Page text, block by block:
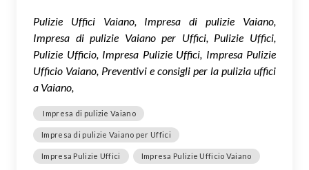
Pulizie Uffici Vaiano, Impresa di pulizie Vaiano,
Impresa di pulizie Vaiano per Uffici, Pulizie Uffici,
Pulizie Ufficio, Impresa Pulizie Uffici, Impresa Pulizie
Ufficio Vaiano, Preventivi e consigli per la pulizia uffici
a Vaiano,
Impresa di pulizie Vaiano
Impresa di pulizie Vaiano per Uffici
Impresa Pulizie Uffici Impresa Pulizie Ufficio Vaiano